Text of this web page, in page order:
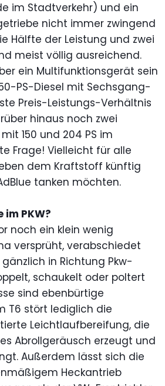
im Stadtverkehr) und ein
nicht immer zwingend
Hälfte der Leistung und zwei
meist völlig ausreichend.
ein Multifunktionsgerät sein
PS-Diesel mit Sechsgang-
Preis-Leistungs-Verhältnis
hinaus noch zwei
150 und 204 PS im
Frage! Vielleicht für alle
dem Kraftstoff künftig
tanken möchten.
PKW?
noch ein klein wenig
versprüht, verabschiedet
in Richtung Pkw-
schaukelt oder poltert
sind ebenbürtige
T6 stört lediglich die
Leichtlaufbereifung, die
Abrollgeräusch erzeugt und
Außerdem lässt sich die
Heckantrieb